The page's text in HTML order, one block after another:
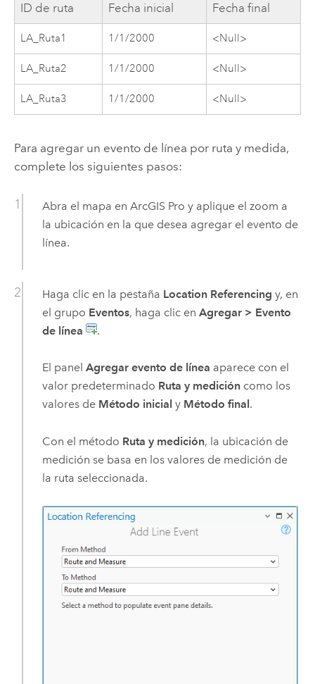
ID de ruta Fecha inicial Fecha final
LA_Ruta1 1/1/2000 <Null>
LA_Ruta2 1/1/2000 <Null>
LA_Ruta3 1/1/2000 <Null>
Para agregar un evento de línea por ruta y medida,
complete los siguientes pasos:
Abra el mapa en ArcGIS Pro y aplique el zoom a
la ubicación en la que desea agregar el evento de
línea.
Haga clic en la pestaña Location Referencing y, en
el grupo Eventos, haga clic en Agregar > Evento
de línea
.
El panel Agregar evento de línea aparece con el
valor predeterminado Ruta y medicióncomo los
valores de Método inicial y Método final .
Con el método Ruta y medición, la ubicación de
medición se basa en los valores de medición de
la ruta seleccionada.